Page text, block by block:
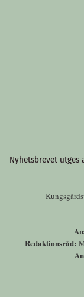
Nyhetsbrevet
Redaktionsråd: